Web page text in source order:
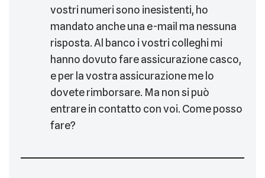
vostri numeri sono inesistenti, ho
mandato anche una e-mail ma nessuna
risposta. Al banco i vostri colleghi mi
hanno dovuto fare assicurazione casco,
e per la vostra assicurazione me lo
dovete rimborsare. Ma non si può
entrare in contatto con voi. Come posso
fare?